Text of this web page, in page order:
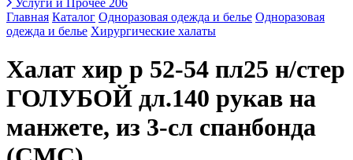
Услуги и Прочее 206
Главная Каталог Одноразовая одежда и белье Одноразовая
одежда и белье Хирургические халаты
Халат хир р 52-54 пл25 н/стер
ГОЛУБОЙ дл.140 рукав на
манжете, из 3-сл спанбонда